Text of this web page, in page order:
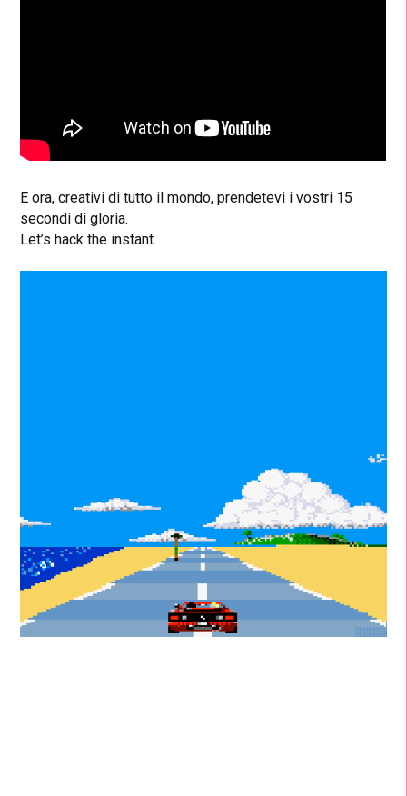
E ora, creativi di tutto il mondo, prendetevi i vostri 15
secondi di gloria.
Let’s hack the instant.